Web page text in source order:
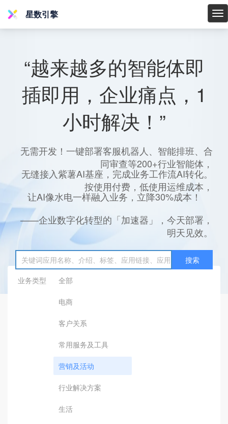
星
星数引擎
“越来越多的智能体即
插即用，企业痛点，1
小时解决！”
无需开发！一键部署客服机器人、智能排班、合
同审查等200+行业智能体，
无缝接入紫薯AI基座，完成业务工作流AI转化。
按使用付费，低使用运维成本，
让AI像水电一样融入业务，立降30%成本！
——企业数字化转型的「加速器」，今天部署，
明天见效。
搜索
业务类型
全部
电商
客户关系
常用服务及工具
营销及活动
行业解决方案
生活